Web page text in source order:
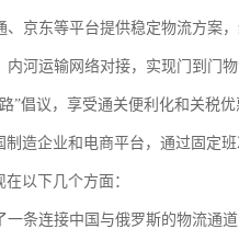
京东等平台提供稳定物流方案
内河运输网络对接，实现门到门
”倡议，享受通关便利化和关税
造企业和电商平台，通过固定
以下几个方面：
条连接中国与俄罗斯的物流通